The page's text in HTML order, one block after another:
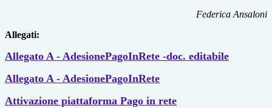
Federica Ansaloni
Allegati:
Allegato A - AdesionePagoInRete -doc. editabile
Allegato A - AdesionePagoInRete
Attivazione piattaforma Pago in rete